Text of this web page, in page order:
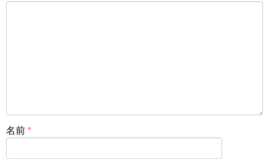
名前 *